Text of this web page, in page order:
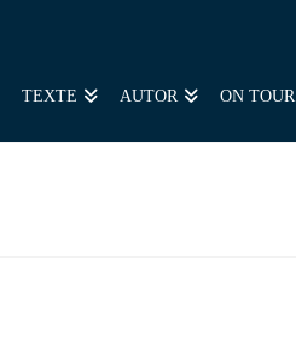
TEXTE AUTOR ON TOUR